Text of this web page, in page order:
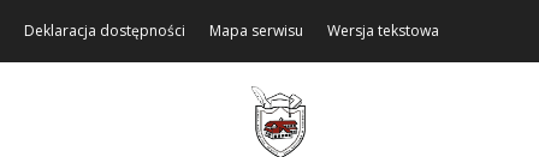
Deklaracja dostępności Mapa serwisu Wersja tekstowa